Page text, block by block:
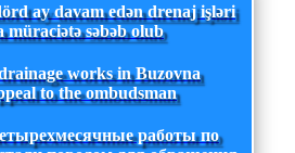
ay davam edən drenaj işləri
müraciətə səbəb olub
works in Buzovna
to the ombudsman
работы по